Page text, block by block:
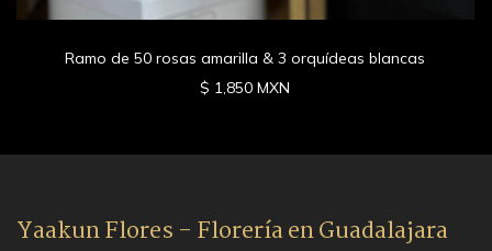
Ramo de 50 rosas amarilla & 3 orquídeas blancas
$ 1,850 MXN
Yaakun Flores - Florería en Guadalajara